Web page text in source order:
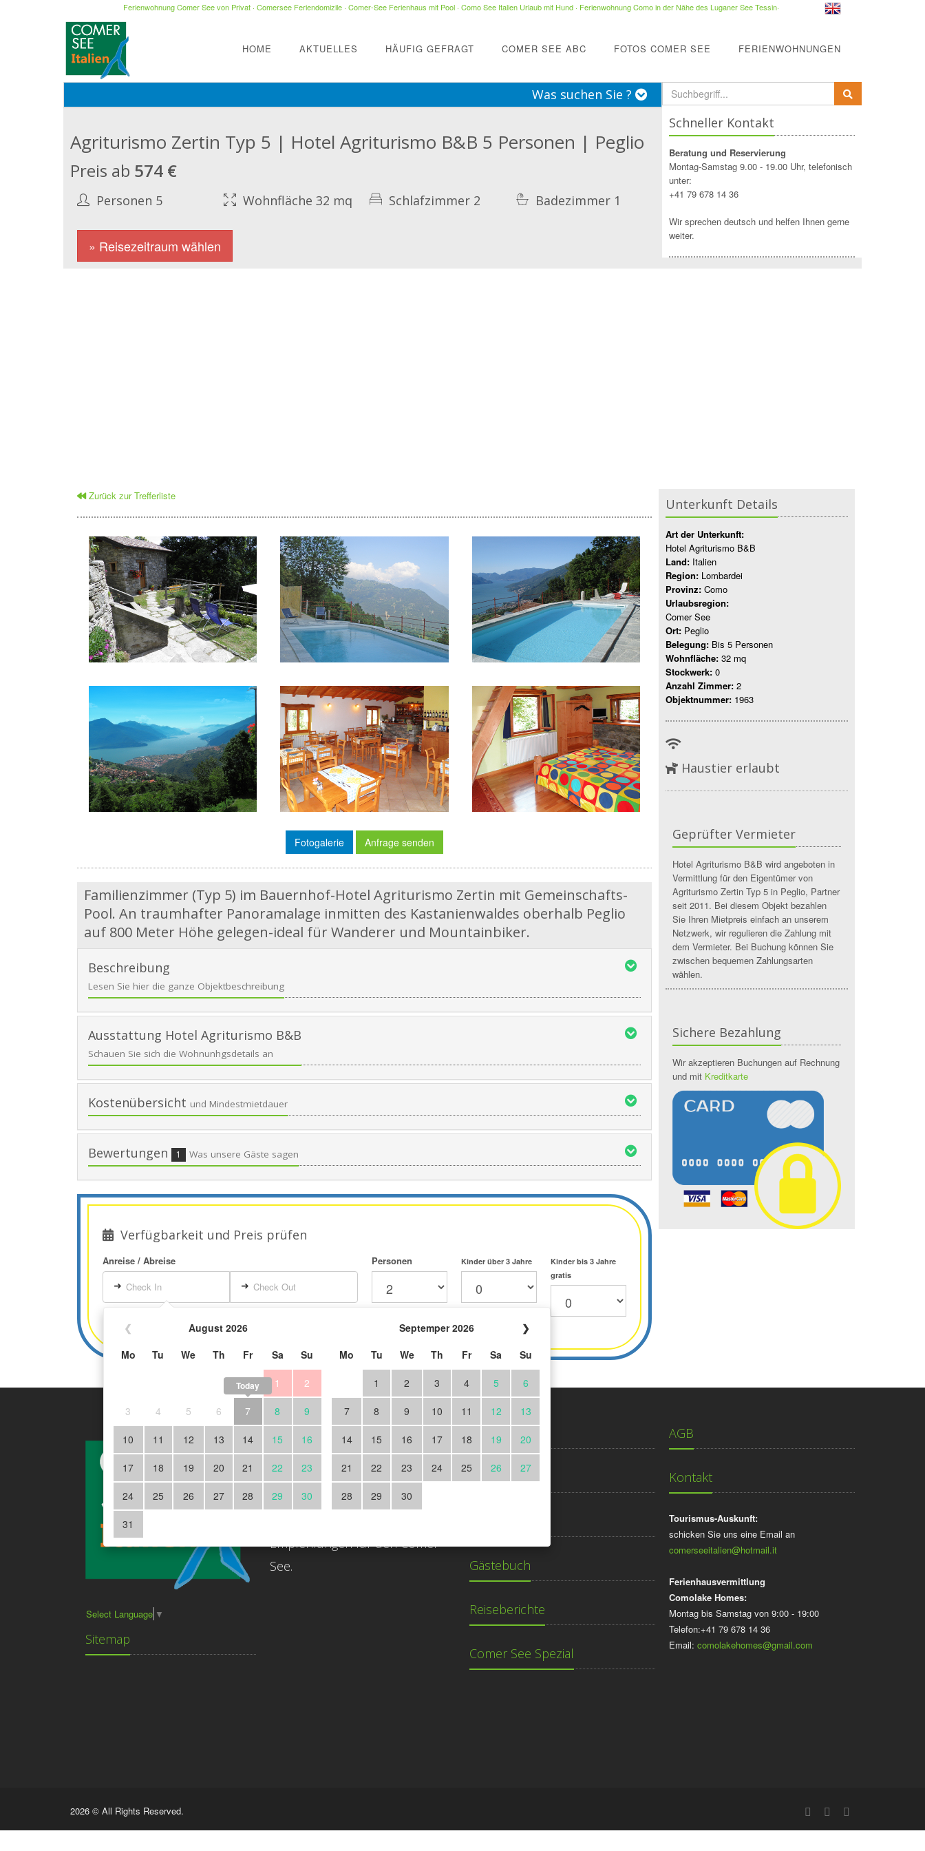
Ferienwohnung Comer See von Privat· Comersee Feriendomizile· Comer-See Ferienhaus mit Pool· Como See Italien Urlaub mit Hund· Ferienwohnung Como in der Nähe des Luganer See Tessin·
HOME AKTUELLES HÄUFIG GEFRAGT COMER SEE ABC FOTOS COMER SEE FERIENWOHNUNGEN
Was suchen Sie ?
Agriturismo Zertin Typ 5 | Hotel Agriturismo B&B 5 Personen | Peglio
Preis ab 574 €
Personen 5 Wohnfläche 32 mq Schlafzimmer 2 Badezimmer 1
» Reisezeitraum wählen
Schneller Kontakt
Beratung und Reservierung
Montag-Samstag 9.00 - 19.00 Uhr, telefonisch
unter:
+41 79 678 14 36
Wir sprechen deutsch und helfen Ihnen gerne
weiter.
Zurück zur Trefferliste
Fotogalerie Anfrage senden
Familienzimmer (Typ 5) im Bauernhof-Hotel Agriturismo Zertin mit Gemeinschafts-
Pool. An traumhafter Panoramalage inmitten des Kastanienwaldes oberhalb Peglio
auf 800 Meter Höhe gelegen-ideal für Wanderer und Mountainbiker.
Beschreibung
Lesen Sie hier die ganze Objektbeschreibung
Ausstattung Hotel Agriturismo B&B
Schauen Sie sich die Wohnunhgsdetails an
Kostenübersicht und Mindestmietdauer
Bewertungen 1 Was unsere Gäste sagen
Verfügbarkeit und Preis prüfen
Anreise / Abreise
➜ Check In
❮
August 2026
Mo
Tu We Th Fr Sa Su
1 2
3 4 5 6 7
Today
8 9
10 11 12 13 14 15 16
17 18 19 20 21 22 23
24 25 26 27 28 29 30
31
Septemper 2026
❯
Mo
Tu We Th Fr Sa Su
1 2 3 4 5 6
7 8 9 10 11 12 13
14 15 16 17 18 19 20
21 22 23 24 25 26 27
28 29 30
➜ Check Out
Personen Kinder über 3 Jahre
Kinder bis 3 Jahre
gratis
Unterkunft Details
Art der Unterkunft:
Hotel Agriturismo B&B
Land: Italien
Region: Lombardei
Provinz: Como
Urlaubsregion:
Comer See
Ort: Peglio
Belegung: Bis 5 Personen
Wohnfläche: 32 mq
Stockwerk: 0
Anzahl Zimmer: 2
Objektnummer: 1963
Haustier erlaubt
Geprüfter Vermieter
Hotel Agriturismo B&B wird angeboten in
Vermittlung für den Eigentümer von
Agriturismo Zertin Typ 5 in Peglio, Partner
seit 2011. Bei diesem Objekt bezahlen
Sie Ihren Mietpreis einfach an unserem
Netzwerk, wir regulieren die Zahlung mit
dem Vermieter. Bei Buchung können Sie
zwischen bequemen Zahlungsarten
wählen.
Sichere Bezahlung
Wir akzeptieren Buchungen auf Rechnung
und mit Kreditkarte
Select Language ▼
Sitemap
Abonnieren Sie unseren
Newsletter
Melden Sie sich heute kostenlos
an! Erhalten Sie die neusten
Empfehlungen für den Comer
See.
Impressum
Datenschutz
Gästebuch
Reiseberichte
Comer See Spezial
AGB
Kontakt
Tourismus-Auskunft:
schicken Sie uns eine Email an
comerseeitalien@hotmail.it
Ferienhausvermittlung
Comolake Homes:
Montag bis Samstag von 9:00 - 19:00
Telefon:+41 79 678 14 36
Email: comolakehomes@gmail.com
2026 © All Rights Reserved.